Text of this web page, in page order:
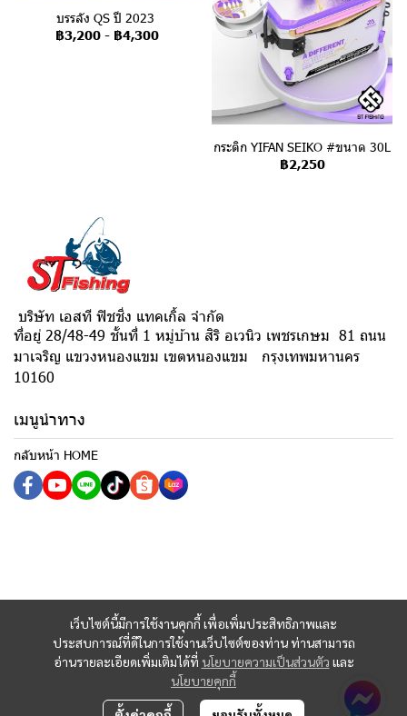
บรรลัง QS ปี 2023
฿3,200 - ฿4,300
กระติก YIFAN SEIKO #ขนาด 30L
฿2,250
เว็บไซต์นี้มีการใช้งานคุกกี้ เพื่อเพิ่มประสิทธิภาพและ
ประสบการณ์ที่ดีในการใช้งานเว็บไซต์ของท่าน ท่านสามารถ
อ่านรายละเอียดเพิ่มเติมได้ที่ นโยบายความเป็นส่วนตัว และ
นโยบายคุกกี้
บริษัท เอสที ฟิชชิ่ง แทคเกิ้ล จำกัด
ที่อยู่ 28/48-49 ชั้นที่ 1 หมู่บ้าน สิริ อเวนิว เพชรเกษม 81 ถนน
มาเจริญ แขวงหนองแขม เขตหนองแขม กรุงเทพมหานคร
10160
เมนูนำทาง
กลับหน้า HOME